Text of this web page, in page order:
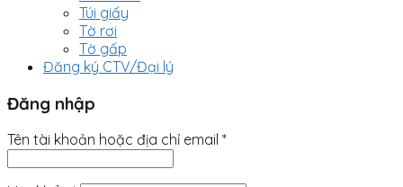
Túi giấy
Tờ rơi
Tờ gấp
Đăng ký CTV/Đại lý
Đăng nhập
Tên tài khoản hoặc địa chỉ email *